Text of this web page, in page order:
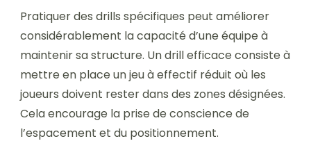
Pratiquer des drills spécifiques peut améliorer
considérablement la capacité d’une équipe à
maintenir sa structure. Un drill efficace consiste à
mettre en place un jeu à effectif réduit où les
joueurs doivent rester dans des zones désignées.
Cela encourage la prise de conscience de
l’espacement et du positionnement.